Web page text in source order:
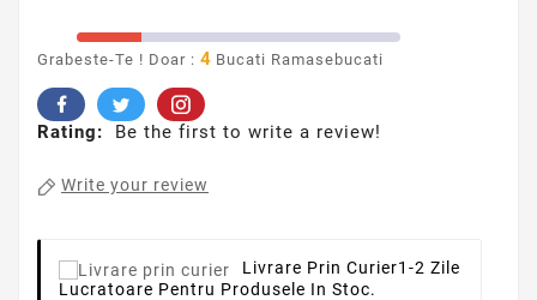
Grabeste-Te ! Doar : 4 Bucati Ramasebucati
Rating: Be the first to write a review!
Write your review
Livrare Prin Curier1-2 Zile
Lucratoare Pentru Produsele In Stoc.